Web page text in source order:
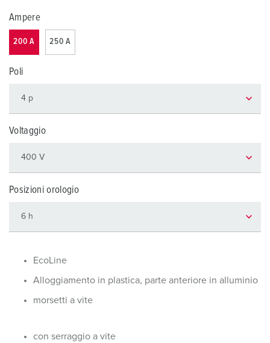
Ampere
200 A 250 A
Poli
Voltaggio
Posizioni orologio
EcoLine
Alloggiamento in plastica, parte anteriore in alluminio
morsetti a vite
con serraggio a vite